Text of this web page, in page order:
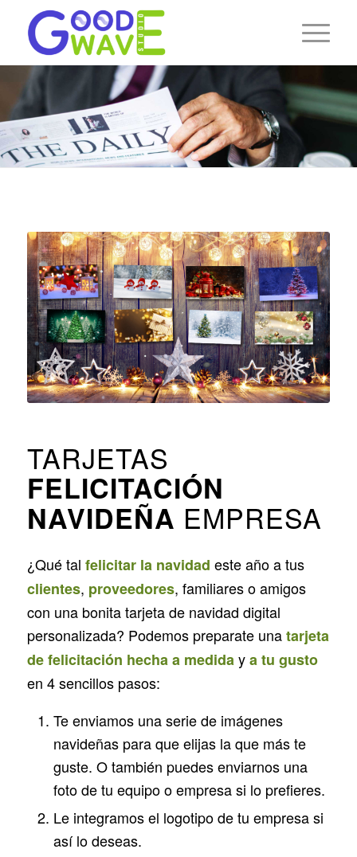
TARJETAS
FELICITACIÓN
NAVIDEÑA EMPRESA
¿Qué tal felicitar la navidad este año a tus
clientes, proveedores, familiares o amigos
con una bonita tarjeta de navidad digital
personalizada? Podemos preparate unatarjeta
de felicitación hecha a medida ya tu gusto
en 4 sencillos pasos:
Te enviamos una serie de imágenes
navideñas para que elijas la que más te
guste. O también puedes enviarnos una
foto de tu equipo o empresa si lo prefieres.
Le integramos el logotipo de tu empresa si
así lo deseas.